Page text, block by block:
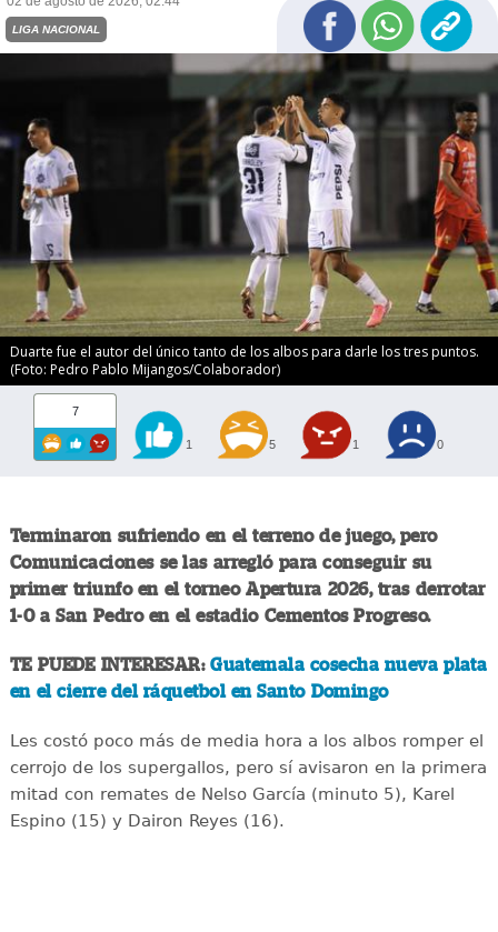
LIGA NACIONAL
Duarte fue el autor del único tanto de los albos para darle los tres puntos.
(Foto: Pedro Pablo Mijangos/Colaborador)
7
1 5 1 0
Terminaron sufriendo en el terreno de juego, pero
Comunicaciones se las arregló para conseguir su
primer triunfo en el torneo Apertura 2026, tras derrotar
1-0 a San Pedro en el estadio Cementos Progreso.
TE PUEDE INTERESAR:Guatemala cosecha nueva plata
en el cierre del ráquetbol en Santo Domingo
Les costó poco más de media hora a los albos romper el
cerrojo de los supergallos, pero sí avisaron en la primera
mitad con remates de Nelso García (minuto 5), Karel
Espino (15) y Dairon Reyes (16).